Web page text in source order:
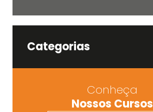
Categorias
Conheça
Nossos Cursos